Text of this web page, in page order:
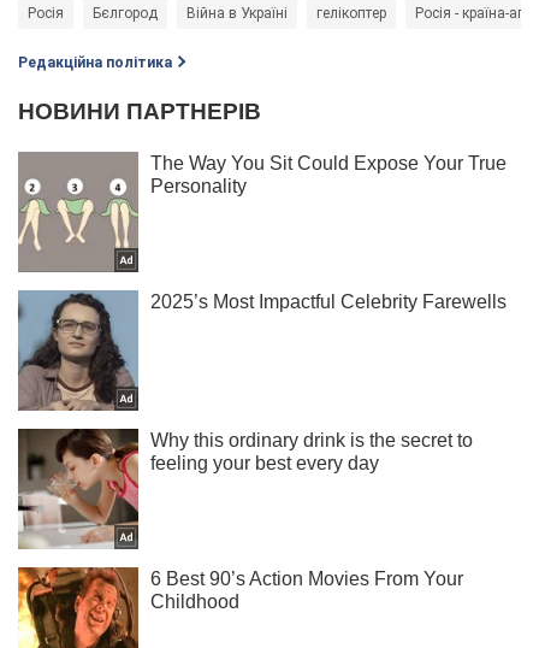
Росія Бєлгород Війна в Україні гелікоптер Росія - країна-
Редакційна політика